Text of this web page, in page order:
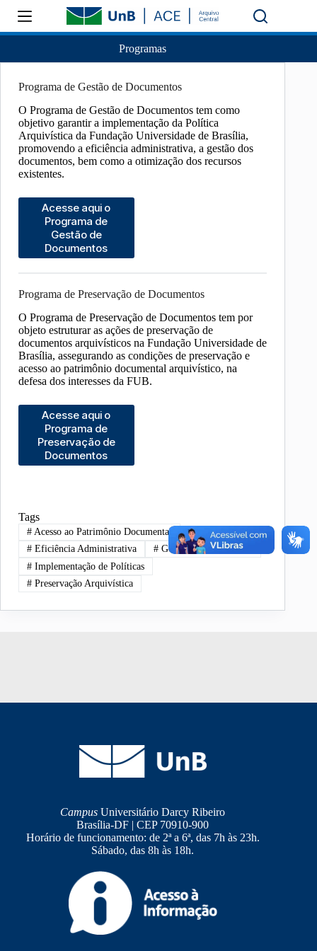
Programas
Programa de Gestão de Documentos
O Programa de Gestão de Documentos tem como
objetivo garantir a implementação da Política
Arquivística da Fundação Universidade de Brasília,
promovendo a eficiência administrativa, a gestão dos
documentos, bem como a otimização dos recursos
existentes.
Acesse aqui o
Programa de
Gestão de
Documentos
Programa de Preservação de Documentos
O Programa de Preservação de Documentos tem por
objeto estruturar as ações de preservação de
documentos arquivísticos na Fundação Universidade de
Brasília, assegurando as condições de preservação e
acesso ao patrimônio documental arquivístico, na
defesa dos interesses da FUB.
Acesse aqui o
Programa de
Preservação de
Documentos
Tags
#Acesso ao Patrimônio Documental
#Eficiência Administrativa #Gestão de Documentos
#Implementação de Políticas
#Preservação Arquivística
Campus Universitário Darcy Ribeiro
Brasília-DF | CEP 70910-900
Horário de funcionamento: de 2ª a 6ª, das 7h às 23h.
Sábado, das 8h às 18h.